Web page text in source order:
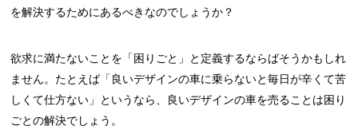
を解決するためにあるべきなのでしょうか？
欲求に満たないことを「困りごと」と定義するならばそうかもしれ
ません。たとえば「良いデザインの車に乗らないと毎日が辛くて苦
しくて仕方ない」というなら、良いデザインの車を売ることは困り
ごとの解決でしょう。